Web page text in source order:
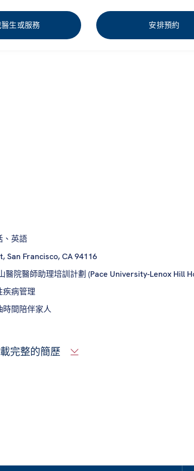
生或服務 安排預約
、英語
San Francisco, CA 94116
醫院醫師助理培訓計劃 (Pace University-Lenox Hill
疾病管理
間陪伴家人
完整的簡歷